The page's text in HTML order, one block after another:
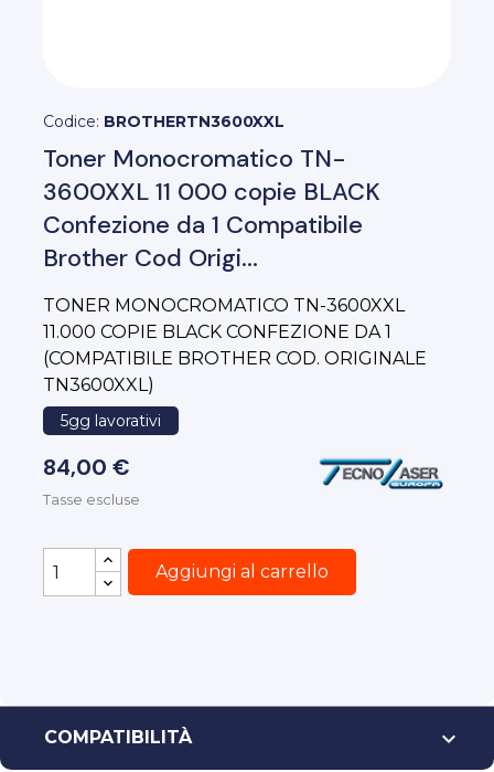
Codice: BROTHERTN3600XXL
Toner Monocromatico TN-
3600XXL 11 000 copie BLACK
Confezione da 1 Compatibile
Brother Cod Origi...
TONER MONOCROMATICO TN-3600XXL
11.000 COPIE BLACK CONFEZIONE DA 1
(COMPATIBILE BROTHER COD. ORIGINALE
TN3600XXL)
5gg lavorativi
84,00 €
Tasse escluse
Aggiungi al carrello
COMPATIBILITÀ 